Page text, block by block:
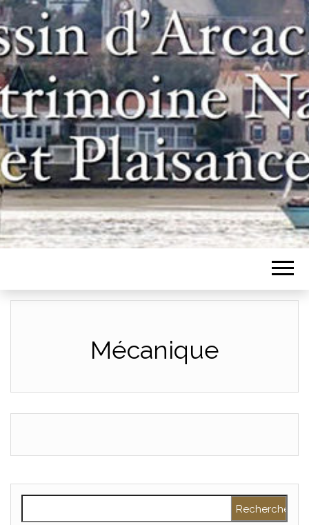
BASSIN
D'ARCACHON,
PATRIMOINE
NAVAL ET
PLAISANCE
Un site pour les inconditionnels des
bateaux et de l'histoire du bassin
d'Arcachon
Mécanique